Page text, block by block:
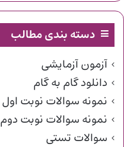
دسته بندی مطالب
آزمون آزمایشی
دانلود گام به گام
نمونه سوالات نوبت اول
نمونه سوالات نوبت دوم
سوالات تستی